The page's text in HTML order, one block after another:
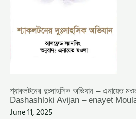
শ্যাকলটনের দুঃসাহসিক অভিযান – এনায়েত
Dashashloki Avijan – enayet
June 11, 2025